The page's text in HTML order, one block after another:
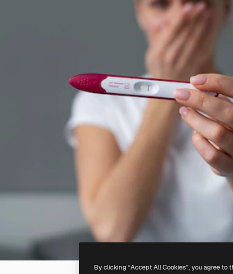
By clicking “Accept All Cookies”, you agree